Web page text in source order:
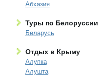
Абхазия
Туры по Белоруссии
Беларусь
Отдых в Крыму
Алупка
Алушта